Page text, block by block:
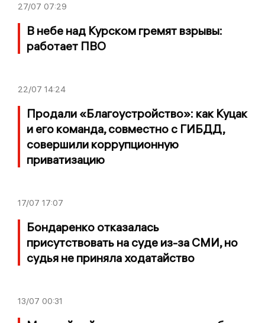
27/07 07:29
В небе над Курском гремят взрывы:
работает ПВО
22/07 14:24
Продали «Благоустройство»: как Куцак
и его команда, совместно с ГИБДД,
совершили коррупционную
приватизацию
17/07 17:07
Бондаренко отказалась
присутствовать на суде из-за СМИ, но
судья не приняла ходатайство
13/07 00:31